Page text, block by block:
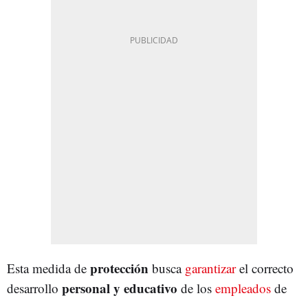
Esta medida de protección busca garantizarel correcto
desarrollo personal y educativo de los empleados de